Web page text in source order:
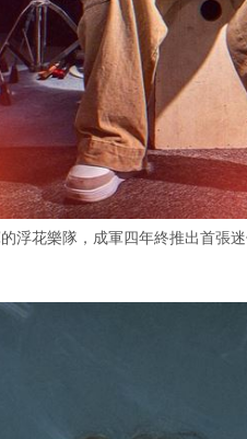
浮花樂隊，成軍四年終推出首張